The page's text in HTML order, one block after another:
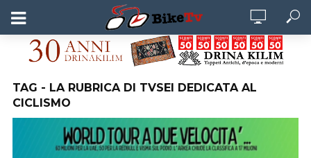
TAG - LA RUBRICA DI TVSEI DEDICATA AL
CICLISMO